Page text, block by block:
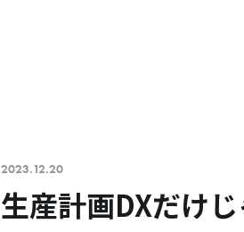
2023.12.20
生産計画DXだけ